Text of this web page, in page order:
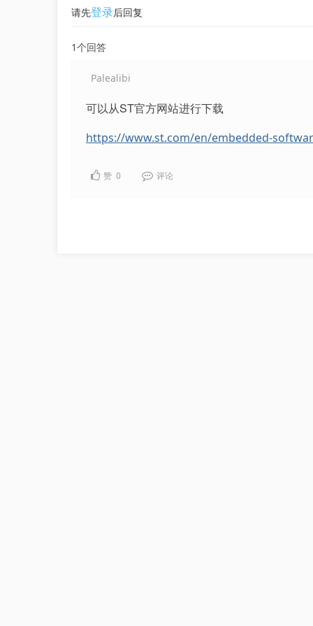
请先登录后回复
1个回答
Palealibi
可以从ST官方网站进行下载
https://www.st.com/en/embedded-
赞 0 评论